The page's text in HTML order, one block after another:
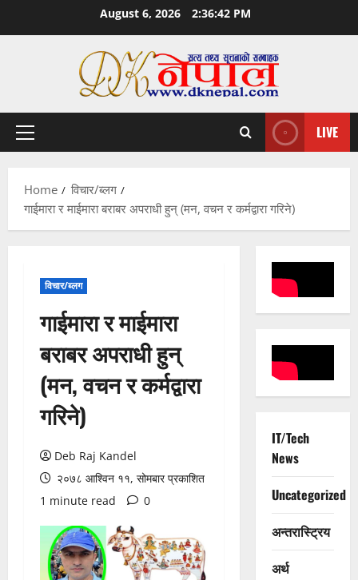
August 6, 2026 2:36:43 PM
Primary
LIVE
Home
विचार/ब्लग
गाईमारा र माईमारा बराबर अपराधी हुन् (मन, वचन र कर्मद्वारा गरिने)
विचार/ब्लग
गाईमारा र माईमारा
बराबर अपराधी हुन्
(मन, वचन र कर्मद्वारा
गरिने)
Deb Raj Kandel
२०७८ आश्विन ११, सोमबार प्रकाशित
1 minute read
0
IT/Tech
News
Uncategorized
अन्तरास्ट्रिय
अर्थ